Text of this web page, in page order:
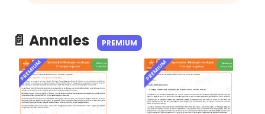
📄 Annales PREMIUM
PREMIUM PREMIUM